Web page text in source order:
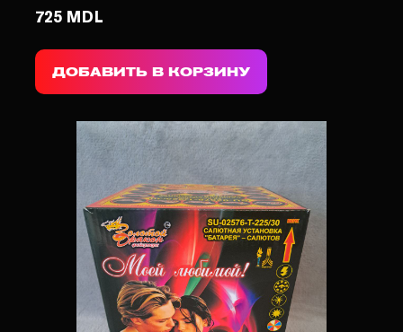
725 MDL
ДОБАВИТЬ В КОРЗИНУ